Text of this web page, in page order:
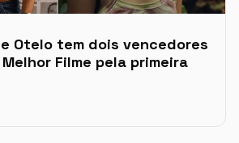
Otelo tem dois vencedores
Filme pela primeira